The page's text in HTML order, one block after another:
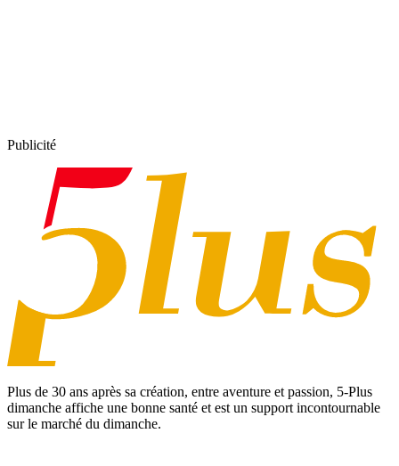
Publicité
Plus de 30 ans après sa création, entre aventure et passion, 5-Plus
dimanche affiche une bonne santé et est un support incontournable
sur le marché du dimanche.